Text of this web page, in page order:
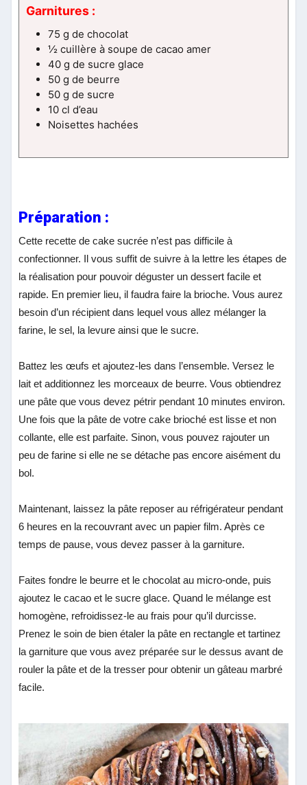
Garnitures :
75 g de chocolat
½ cuillère à soupe de cacao amer
40 g de sucre glace
50 g de beurre
50 g de sucre
10 cl d’eau
Noisettes hachées
Préparation :
Cette recette de cake sucrée n’est pas difficile à
confectionner. Il vous suffit de suivre à la lettre les étapes de
la réalisation pour pouvoir déguster un dessert facile et
rapide. En premier lieu, il faudra faire la brioche. Vous aurez
besoin d’un récipient dans lequel vous allez mélanger la
farine, le sel, la levure ainsi que le sucre.
Battez les œufs et ajoutez-les dans l’ensemble. Versez le
lait et additionnez les morceaux de beurre. Vous obtiendrez
une pâte que vous devez pétrir pendant 10 minutes environ.
Une fois que la pâte de votre cake brioché est lisse et non
collante, elle est parfaite. Sinon, vous pouvez rajouter un
peu de farine si elle ne se détache pas encore aisément du
bol.
Maintenant, laissez la pâte reposer au réfrigérateur pendant
6 heures en la recouvrant avec un papier film. Après ce
temps de pause, vous devez passer à la garniture.
Faites fondre le beurre et le chocolat au micro-onde, puis
ajoutez le cacao et le sucre glace. Quand le mélange est
homogène, refroidissez-le au frais pour qu’il durcisse.
Prenez le soin de bien étaler la pâte en rectangle et tartinez
la garniture que vous avez préparée sur le dessus avant de
rouler la pâte et de la tresser pour obtenir un gâteau marbré
facile.